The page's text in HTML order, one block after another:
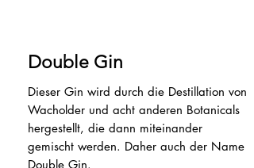
Double Gin
Dieser Gin wird durch die Destillation von
Wacholder und acht anderen Botanicals
hergestellt, die dann miteinander
gemischt werden. Daher auch der Name
Double Gin.